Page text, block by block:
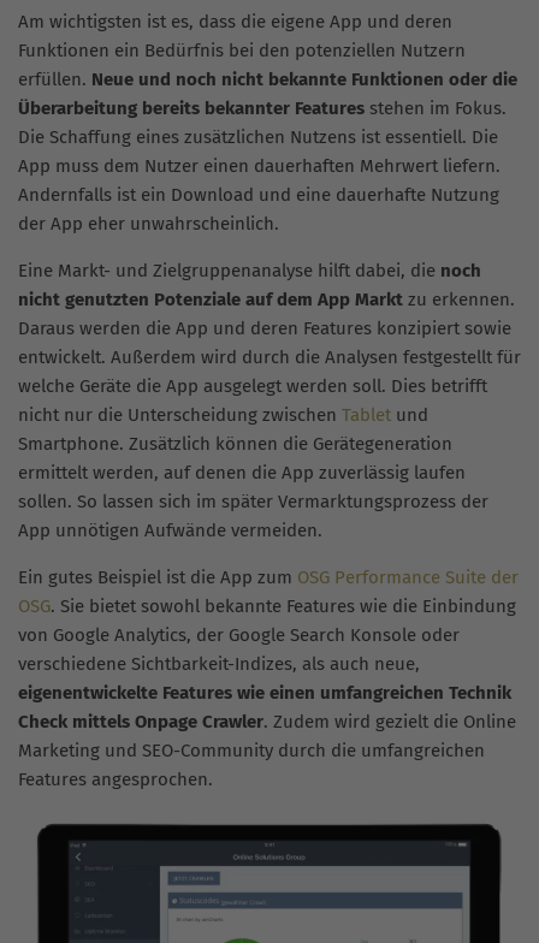
Am wichtigsten ist es, dass die eigene App und deren
Funktionen ein Bedürfnis bei den potenziellen Nutzern
erfüllen. Neue und noch nicht bekannte Funktionen oder die
Überarbeitung bereits bekannter Features stehen im Fokus.
Die Schaffung eines zusätzlichen Nutzens ist essentiell. Die
App muss dem Nutzer einen dauerhaften Mehrwert liefern.
Andernfalls ist ein Download und eine dauerhafte Nutzung
der App eher unwahrscheinlich.
Eine Markt- und Zielgruppenanalyse hilft dabei, die noch
nicht genutzten Potenziale auf dem App Markt zu erkennen.
Daraus werden die App und deren Features konzipiert sowie
entwickelt. Außerdem wird durch die Analysen festgestellt für
welche Geräte die App ausgelegt werden soll. Dies betrifft
nicht nur die Unterscheidung zwischen Tablet und
Smartphone. Zusätzlich können die Gerätegeneration
ermittelt werden, auf denen die App zuverlässig laufen
sollen. So lassen sich im später Vermarktungsprozess der
App unnötigen Aufwände vermeiden.
Ein gutes Beispiel ist die App zum OSG Performance Suite der
OSG. Sie bietet sowohl bekannte Features wie die Einbindung
von Google Analytics, der Google Search Konsole oder
verschiedene Sichtbarkeit-Indizes, als auch neue,
eigenentwickelte Features wie einen umfangreichen Technik
Check mittels Onpage Crawler. Zudem wird gezielt die Online
Marketing und SEO-Community durch die umfangreichen
Features angesprochen.